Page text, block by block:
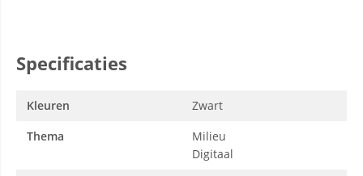
Specificaties
Kleuren
Zwart
Thema
Milieu
Digitaal